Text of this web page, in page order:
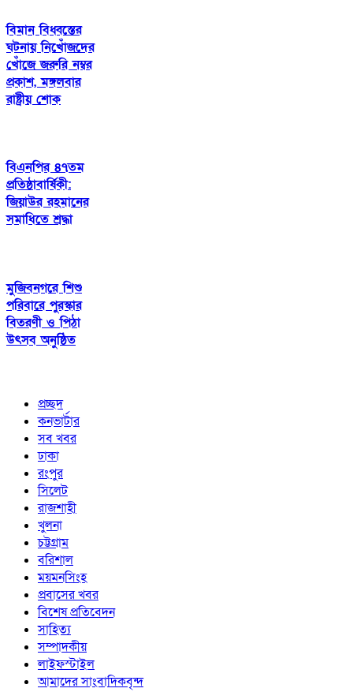
বিমান বিধ্বস্তের
ঘটনায় নিখোঁজদের
খোঁজে জরুরি নম্বর
প্রকাশ, মঙ্গলবার
রাষ্ট্রীয় শোক
বিএনপির ৪৭তম
প্রতিষ্ঠাবার্ষিকী:
জিয়াউর রহমানের
সমাধিতে শ্রদ্ধা
মুজিবনগরে শিশু
পরিবারে পুরস্কার
বিতরণী ও পিঠা
উৎসব অনুষ্ঠিত
প্রচ্ছদ
কনভার্টার
সব খবর
ঢাকা
রংপুর
সিলেট
রাজশাহী
খুলনা
চট্টগ্রাম
বরিশাল
ময়মনসিংহ
প্রবাসের খবর
বিশেষ প্রতিবেদন
সাহিত্য
সম্পাদকীয়
লাইফস্টাইল
আমাদের সাংবাদিকবৃন্দ